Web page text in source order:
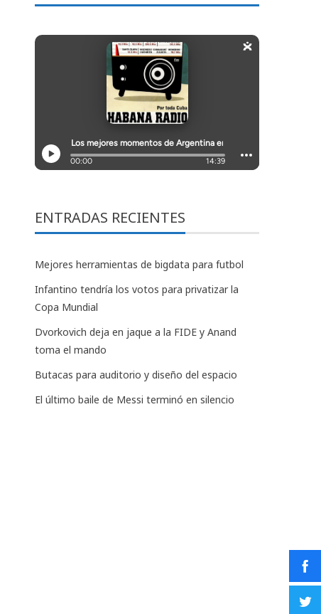
ENTRADAS RECIENTES
Mejores herramientas de bigdata para futbol
Infantino tendría los votos para privatizar la
Copa Mundial
Dvorkovich deja en jaque a la FIDE y Anand
toma el mando
Butacas para auditorio y diseño del espacio
El último baile de Messi terminó en silencio